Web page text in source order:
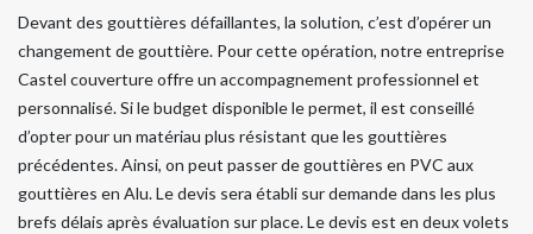
Devant des gouttières défaillantes, la solution, c’est d’opérer un
changement de gouttière. Pour cette opération, notre entreprise
Castel couverture offre un accompagnement professionnel et
personnalisé. Si le budget disponible le permet, il est conseillé
d’opter pour un matériau plus résistant que les gouttières
précédentes. Ainsi, on peut passer de gouttières en PVC aux
gouttières en Alu. Le devis sera établi sur demande dans les plus
brefs délais après évaluation sur place. Le devis est en deux volets